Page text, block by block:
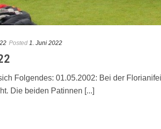
Posted 1. Juni 2022
Folgendes: 01.05.2002: Bei der
Die beiden Patinnen [...]